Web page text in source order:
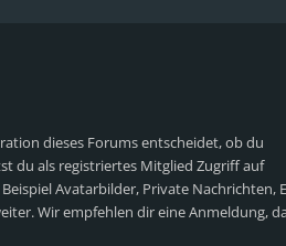
dieses Forums entscheidet, ob du
du als registriertes Mitglied Zugriff auf
Avatarbilder, Private Nachrichten,
Wir empfehlen dir eine Anmeldung,